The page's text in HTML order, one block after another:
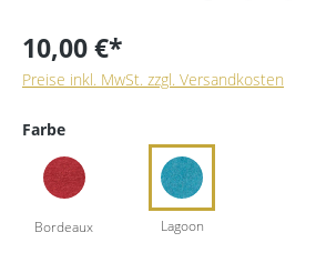
10,00 €*
Preise inkl. MwSt. zzgl. Versandkosten
Farbe